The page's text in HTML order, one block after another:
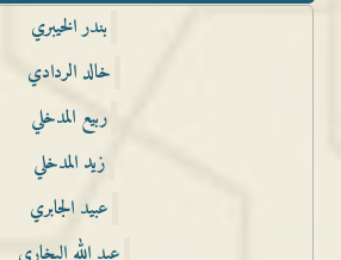
بندر الخيبري
خالد الردادي
ربيع المدخلي
زيد المدخلي
عبيد الجابري